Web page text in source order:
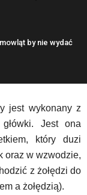
by nie wydać
jest wykonany z
Jest ona
który duzi
oraz w wzwodzie,
z żołędzi do
a żołędzią).